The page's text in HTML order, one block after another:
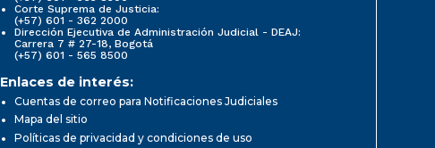
Corte Suprema de Justicia:
(+57) 601 - 362 2000
Dirección Ejecutiva de Administración Judicial - DEAJ:
Carrera 7 # 27-18, Bogotá
(+57) 601 - 565 8500
Enlaces de interés:
Cuentas de correo para Notificaciones Judiciales
Mapa del sitio
Políticas de privacidad y condiciones de uso